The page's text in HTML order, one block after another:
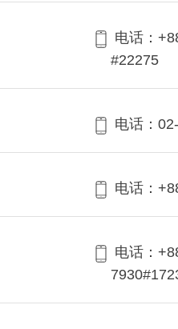
电话：
#22275
电话：
电话：
电话：